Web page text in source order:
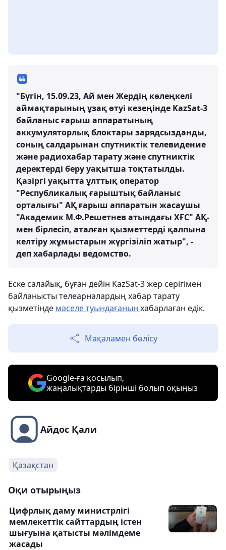
"Бүгін, 15.09.23, Ай мен Жердің көлеңкелі
аймақтарының ұзақ өтуі кезеңінде KazSat-3
байланыс ғарыш аппаратының
аккумуляторлық блоктары зарядсызданды,
соның салдарынан спутниктік телевидение
және радиохабар тарату және спутниктік
деректерді беру уақытша тоқтатылды.
Қазіргі уақытта ұлттық оператор
"Республикалық ғарыштық байланыс
орталығы" АҚ ғарыш аппаратын жасаушы
"Академик М.Ф.Решетнев атындағы ХҒС" АҚ-
мен бірлесіп, аталған қызметтерді қалпына
келтіру жұмыстарын жүргізіліп жатыр", -
деп хабарлады ведомство.
Еске салайық, бұған дейін KazSat-3 жер серігімен
байланысты телеарналардың хабар тарату
қызметінде мәселе туындағанын хабарлаған едік.
Мақаламен бөлісу
Google-ға қосылып,
жаңалықтарды бірінші болып оқыңыз
Айдос Қали
Қазақстан
Оқи отырыңыз
Цифрлық даму министрлігі
мемлекеттік сайттардың істен
шығуына қатысты мәлімдеме
жасады